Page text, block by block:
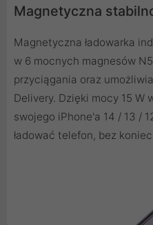
Magnetyczna
Magnetyczna ładowarka
w 6 mocnych magnesów
przyciągania oraz
Delivery. Dzięki mocy 15 W
swojego iPhone'a 14 / 13 /
ładować telefon, bez